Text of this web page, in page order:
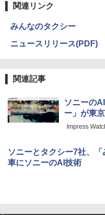
関連リンク
みんなのタクシー
ニュースリリース(PDF)
関連記事
ソニーの
ー」が東
Impress
ソニーとタクシー7社、
車にソニーのAI技術